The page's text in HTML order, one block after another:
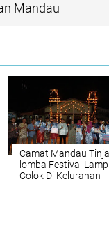
Mandau
Camat Mandau
lomba Festival
Colok Di Kelurahan